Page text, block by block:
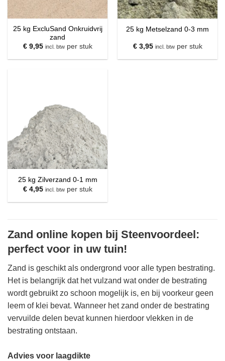
25 kg ExcluSand Onkruidvrij
zand
€9,95 incl. btwper stuk
25 kg Metselzand 0-3 mm
€3,95 incl. btwper stuk
25 kg Zilverzand 0-1 mm
€4,95 incl. btwper stuk
Zand online kopen bij Steenvoordeel:
perfect voor in uw tuin!
Zand is geschikt als ondergrond voor alle typen bestrating.
Het is belangrijk dat het vulzand wat onder de bestrating
wordt gebruikt zo schoon mogelijk is, en bij voorkeur geen
leem of klei bevat. Wanneer het zand onder de bestrating
vervuilde delen bevat kunnen hierdoor vlekken in de
bestrating ontstaan.
Advies voor laagdikte